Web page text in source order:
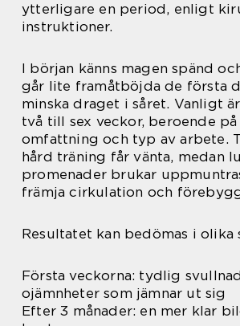
ytterligare en period, enligt
instruktioner.
I början känns magen spänd
går lite framåtböjda de första
minska draget i såret. Vanligt
två till sex veckor, beroende
omfattning och typ av arbete.
hård träning får vänta, medan
promenader brukar
främja cirkulation och
Resultatet kan bedömas i olika
Första veckorna: tydlig
ojämnheter som jämnar ut sig
Efter 3 månader: en mer klar